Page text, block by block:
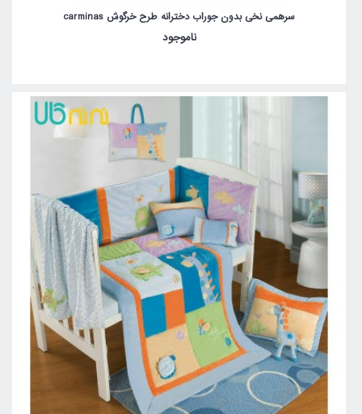
سرهمی نخی بدون جوراب دخترانه طرح خرگوش carminas
ناموجود